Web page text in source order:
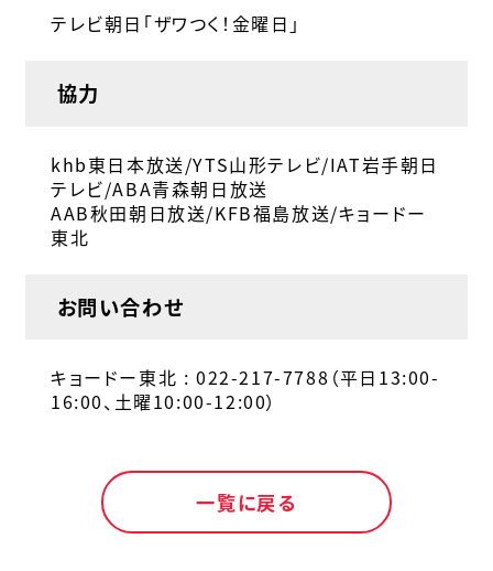
テレビ朝日「ザワつく！金曜日」
協力
khb東日本放送/YTS山形テレビ/IAT岩手朝日
テレビ/ABA青森朝日放送
AAB秋田朝日放送/KFB福島放送/キョードー
東北
お問い合わせ
キョードー東北 : 022-217-7788（平日13:00-
16:00、土曜10:00-12:00）
一覧に戻る